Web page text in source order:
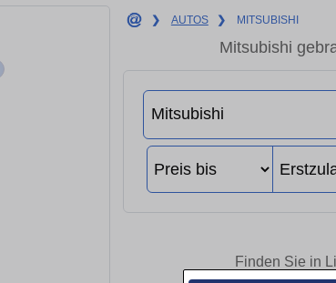
❯ AUTOS ❯ MITSUBISHI
Mitsubishi
Finden Sie in